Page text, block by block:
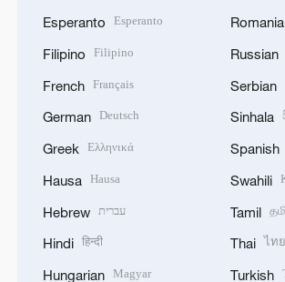
Esperanto Esperanto
Filipino Filipino
French Français
German Deutsch
Greek Ελληνικά
Hausa Hausa
Hebrew עברית
Hindi हिन्दी
Hungarian Magyar
Russian
Serbian
Sinhala
Spanish
Swahili
Tamil
Thai ไทย
Turkish